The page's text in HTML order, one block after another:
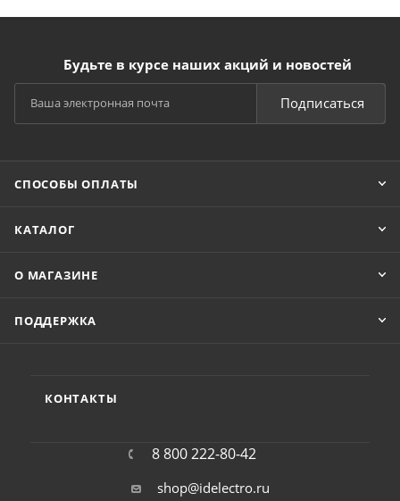
Будьте в курсе наших акций и новостей
Подписаться
СПОСОБЫ ОПЛАТЫ
КАТАЛОГ
О МАГАЗИНЕ
ПОДДЕРЖКА
КОНТАКТЫ
8 800 222-80-42
shop@idelectro.ru